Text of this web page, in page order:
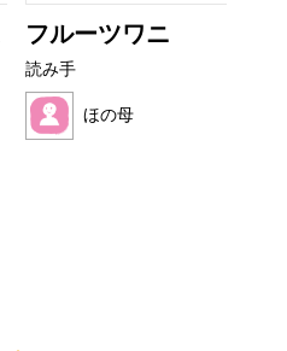
フルーツワニ
読み手
ほの母